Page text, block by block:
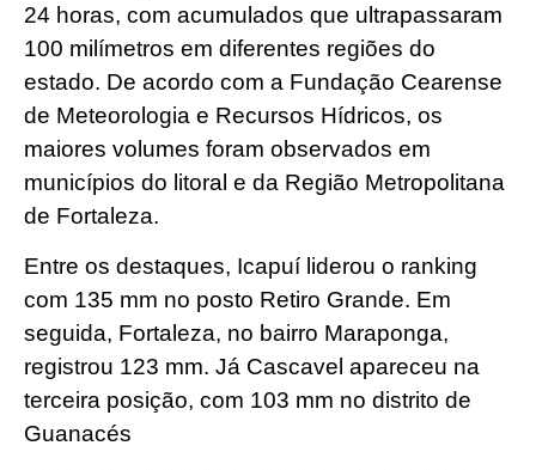
24 horas, com acumulados que ultrapassaram
100 milímetros em diferentes regiões do
estado. De acordo com a Fundação Cearense
de Meteorologia e Recursos Hídricos, os
maiores volumes foram observados em
municípios do litoral e da Região Metropolitana
de Fortaleza.
Entre os destaques, Icapuí liderou o ranking
com 135 mm no posto Retiro Grande. Em
seguida, Fortaleza, no bairro Maraponga,
registrou 123 mm. Já Cascavel apareceu na
terceira posição, com 103 mm no distrito de
Guanacés